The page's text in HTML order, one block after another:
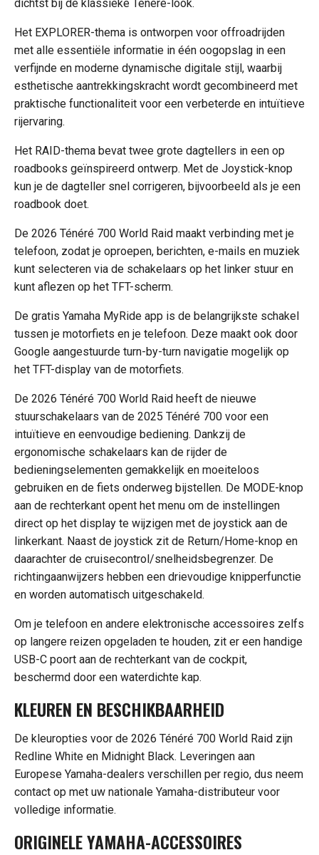
dichtst bij de klassieke Ténéré-look.
Het EXPLORER-thema is ontworpen voor offroadrijden
met alle essentiële informatie in één oogopslag in een
verfijnde en moderne dynamische digitale stijl, waarbij
esthetische aantrekkingskracht wordt gecombineerd met
praktische functionaliteit voor een verbeterde en intuïtieve
rijervaring.
Het RAID-thema bevat twee grote dagtellers in een op
roadbooks geïnspireerd ontwerp. Met de Joystick-knop
kun je de dagteller snel corrigeren, bijvoorbeeld als je een
roadbook doet.
De 2026 Ténéré 700 World Raid maakt verbinding met je
telefoon, zodat je oproepen, berichten, e-mails en muziek
kunt selecteren via de schakelaars op het linker stuur en
kunt aflezen op het TFT-scherm.
De gratis Yamaha MyRide app is de belangrijkste schakel
tussen je motorfiets en je telefoon. Deze maakt ook door
Google aangestuurde turn-by-turn navigatie mogelijk op
het TFT-display van de motorfiets.
De 2026 Ténéré 700 World Raid heeft de nieuwe
stuurschakelaars van de 2025 Ténéré 700 voor een
intuïtieve en eenvoudige bediening. Dankzij de
ergonomische schakelaars kan de rijder de
bedieningselementen gemakkelijk en moeiteloos
gebruiken en de fiets onderweg bijstellen. De MODE-knop
aan de rechterkant opent het menu om de instellingen
direct op het display te wijzigen met de joystick aan de
linkerkant. Naast de joystick zit de Return/Home-knop en
daarachter de cruisecontrol/snelheidsbegrenzer. De
richtingaanwijzers hebben een drievoudige knipperfunctie
en worden automatisch uitgeschakeld.
Om je telefoon en andere elektronische accessoires zelfs
op langere reizen opgeladen te houden, zit er een handige
USB-C poort aan de rechterkant van de cockpit,
beschermd door een waterdichte kap.
KLEUREN EN BESCHIKBAARHEID
De kleuropties voor de 2026 Ténéré 700 World Raid zijn
Redline White en Midnight Black. Leveringen aan
Europese Yamaha-dealers verschillen per regio, dus neem
contact op met uw nationale Yamaha-distributeur voor
volledige informatie.
ORIGINELE YAMAHA-ACCESSOIRES